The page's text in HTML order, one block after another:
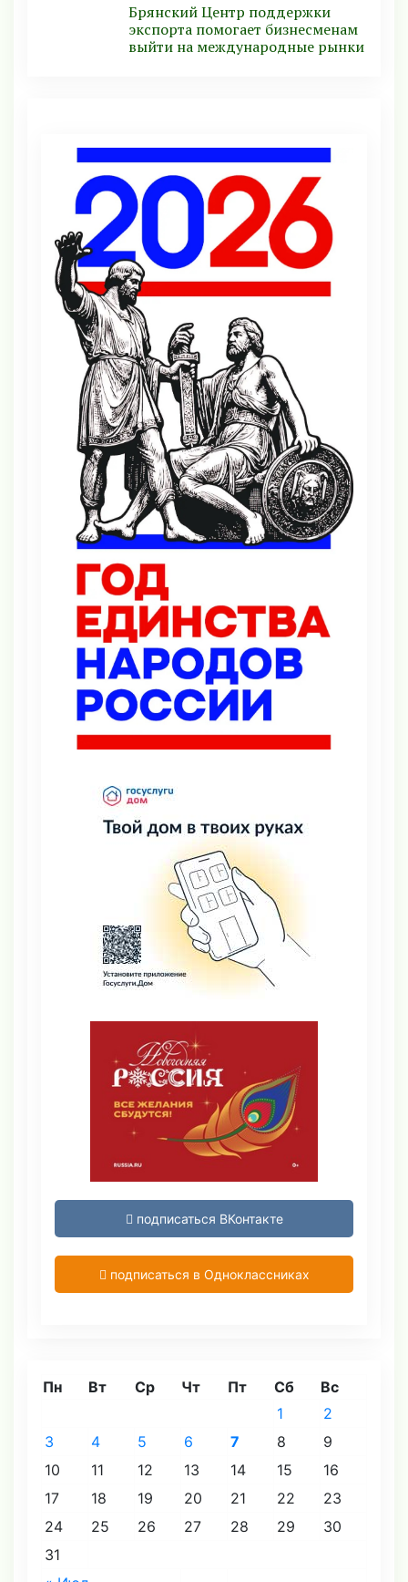
Брянский Центр поддержки
экспорта помогает бизнесменам
выйти на международные рынки
подписаться ВКонтакте
подписаться в Одноклассниках
Пн Вт Ср Чт Пт Сб Вс
1
2
3
4 5 6 7 8
9
10
11 12 13 14 15
16
17
18 19 20 21 22
23
24
25 26 27 28 29
30
31